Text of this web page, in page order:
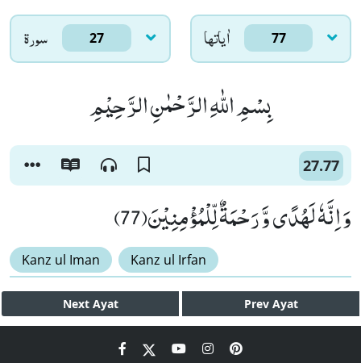
سورۃ 27 اٰياتها 77
بِسْمِ اللّٰهِ الرَّحْمٰنِ الرَّحِیْمِ
27.77
وَ اِنَّهٗ لَهُدًى وَّ رَحْمَةٌ لِّلْمُؤْمِنِیْنَ(77)
Kanz ul Iman Kanz ul Irfan
Next Ayat Prev Ayat